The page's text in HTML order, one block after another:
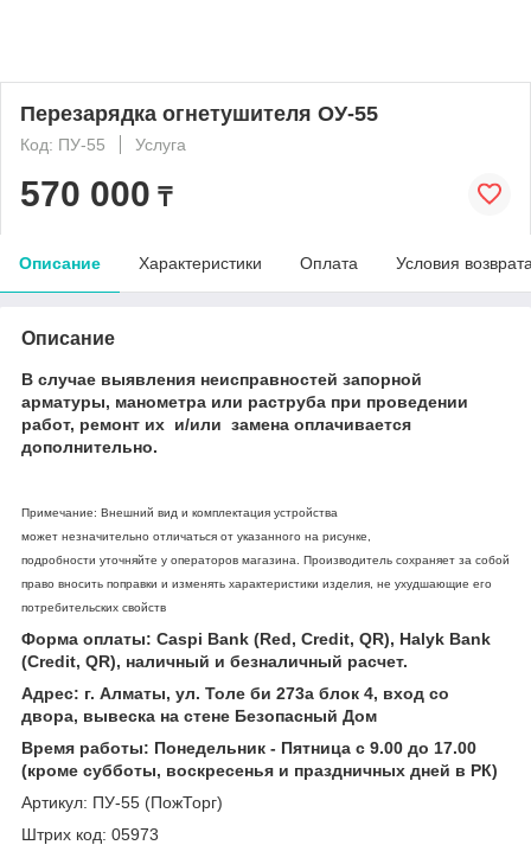
Перезарядка огнетушителя ОУ-55
Код: ПУ-55 Услуга
570 000 ₸
Описание Характеристики Оплата Условия
Описание
В случае выявления неисправностей запорной
арматуры, манометра или раструба при проведении
работ, ремонт их и/или замена оплачивается
дополнительно.
Примечание: Внешний вид и комплектация устройства
может незначительно отличаться от указанного на рисунке,
подробности уточняйте у операторов магазина. Производитель сохраняет за собой
право вносить поправки и изменять характеристики изделия, не ухудшающие его
потребительских свойств
Форма оплаты: Caspi Bank (Red, Credit, QR), Halyk Bank
(Credit, QR), наличный и безналичный расчет.
Адрес: г. Алматы, ул. Толе би 273а блок 4, вход со
двора, вывеска на стене Безопасный Дом
Время работы: Понедельник - Пятница с 9.00 до 17.00
(кроме субботы, воскресенья и праздничных дней в РК)
Артикул: ПУ-55 (ПожТорг)
Штрих код: 05973